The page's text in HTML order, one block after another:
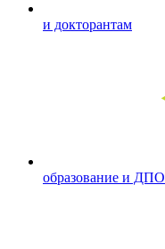
и докторантам
образование и ДПО